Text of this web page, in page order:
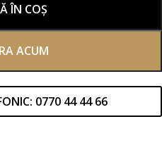
ÎN COȘ
ACUM
0770 44 44 66